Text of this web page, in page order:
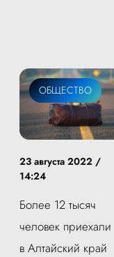
ОБЩЕСТВО
23 августа 2022 /
14:24
Более 12 тысяч
человек приехали
в Алтайский край